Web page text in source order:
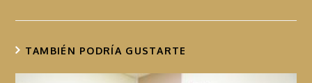
r
l
TAMBIÉN PODRÍA GUSTARTE